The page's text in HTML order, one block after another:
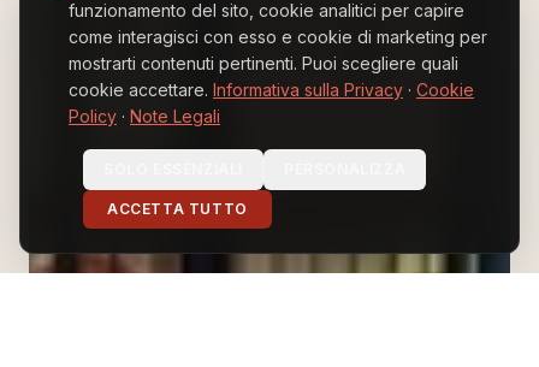
ESIT
funzionamento del sito, cookie analitici per capire
come interagisci con esso e cookie di marketing per
mostrarti contenuti pertinenti. Puoi scegliere quali
cookie accettare. Informativa sulla Privacy · Cookie
Policy · Note Legali
ACCETTA TUTTO